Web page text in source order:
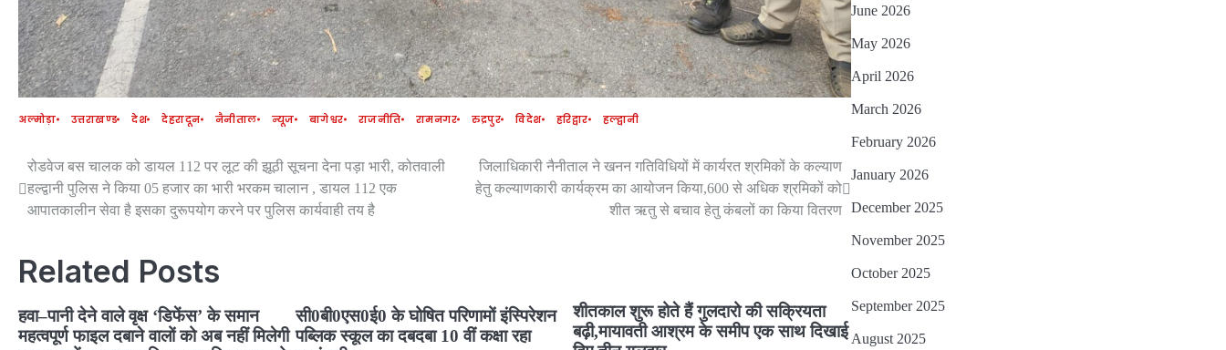
अल्मोड़ा उत्तराखण्ड देश देहरादून नैनीताल न्यूज बागेश्वर राजनीति रामनगर रुद्रपुर विदेश हरिद्वार हल्द्वानी
Post
navigation
रोडवेज बस चालक को डायल 112 पर लूट की झूठी सूचना देना पड़ा भारी, कोतवाली
हल्द्वानी पुलिस ने किया 05 हजार का भारी भरकम चालान , डायल 112 एक
आपातकालीन सेवा है इसका दुरूपयोग करने पर पुलिस कार्यवाही तय है
जिलाधिकारी नैनीताल ने खनन गतिविधियों में कार्यरत श्रमिकों के कल्याण
हेतु कल्याणकारी कार्यक्रम का आयोजन किया,600 से अधिक श्रमिकों को
शीत ऋतु से बचाव हेतु कंबलों का किया वितरण
Related Posts
हवा–पानी देने वाले वृक्ष ‘डिफेंस’ के समान
महत्वपूर्ण फाइल दबाने वालों को अब नहीं मिलेगी
सी0बी0एस0ई0 के घोषित परिणामों इंस्पिरेशन
पब्लिक स्कूल का दबदबा 10 वीं कक्षा रहा
शीतकाल शुरू होते हैं गुलदारो की सक्रियता
बढ़ी,मायावती आश्रम के समीप एक साथ दिखाई
June 2026
May 2026
April 2026
March 2026
February 2026
January 2026
December 2025
November 2025
October 2025
September 2025
August 2025